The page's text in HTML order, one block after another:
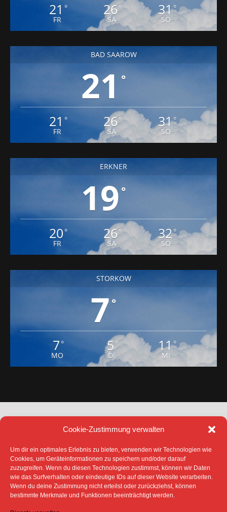
Cookie-Zustimmung verwalten
Um dir ein optimales Erlebnis zu bieten, verwenden wir Technologien wie
Cookies, um Geräteinformationen zu speichern und/oder darauf
zuzugreifen. Wenn du diesen Technologien zustimmst, können wir Daten
wie das Surfverhalten oder eindeutige IDs auf dieser Website verarbeiten.
Wenn du deine Zustimmung nicht erteilst oder zurückziehst, können
bestimmte Merkmale und Funktionen beeinträchtigt werden.
21 °
FR
26°
SA
31°
SO
BAD SAAROW
21 °
21 °
FR
26°
SA
31°
SO
ERKNER
19 °
20 °
FR
26°
SA
32°
SO
STORKOW
7°
7 °
MO
5°
DI
11°
MI
DATENSCHUTZ
IMPRESSUM
COOKIE-RICHTLINIE (EU)
SÄMTLICHE TEXTE, BILDER UND ANDERE
SOFERN NICHT ANDERS GEKENNZEICHNET- DEM